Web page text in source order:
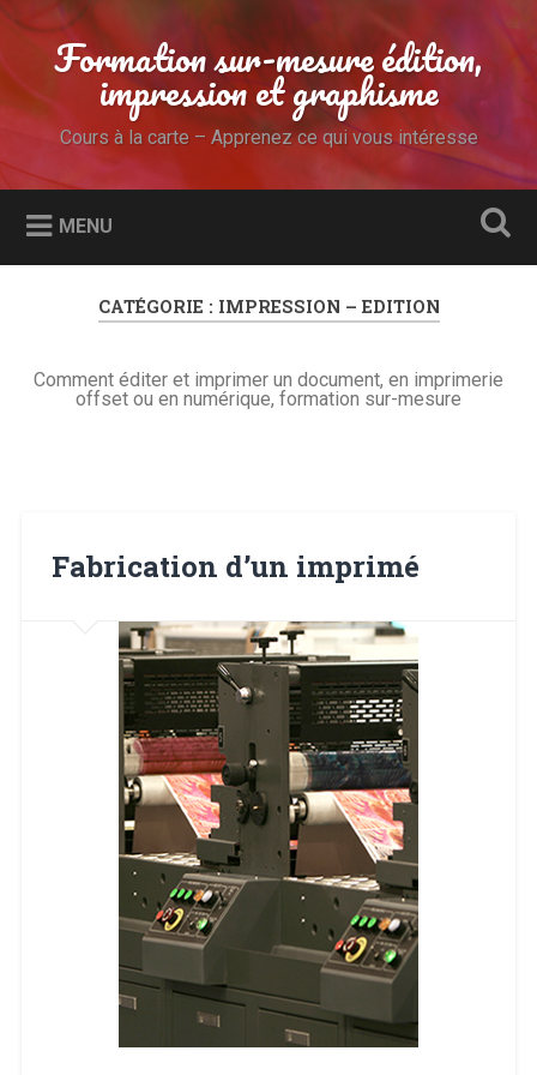
Accéder
au
contenu
principal
RechercheFormation sur-mesure édition,
impression et graphisme
Cours à la carte – Apprenez ce qui vous intéresse
MENU
CATÉGORIE : IMPRESSION – EDITION
Comment éditer et imprimer un document, en imprimerie
offset ou en numérique, formation sur-mesure
Fabrication d’un imprimé